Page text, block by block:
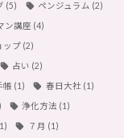
(5) ペンジュラム (2)
ン講座 (4)
ップ (2)
占い (2)
帳 (1) 春日大社 (1)
浄化方法 (1)
７月 (1)